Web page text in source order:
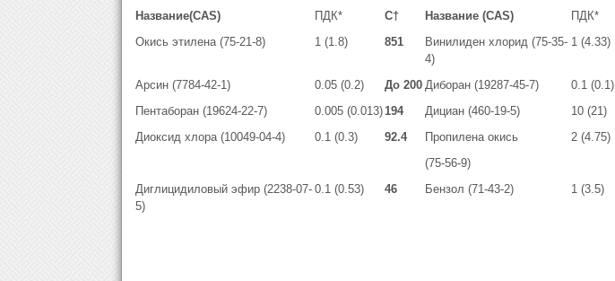
Название(CAS) ПДК* С† Название (CAS) ПДК*
Окись этилена (75-21-8)
1 (1.8) 851
Винилиден хлорид (75-35-
4)
1 (4.33)
Арсин (7784-42-1) 0.05 (0.2) До 200 Диборан (19287-45-7) 0.1 (0.1)
Пентаборан (19624-22-7)
0.005 (0.013)194 Дициан (460-19-5) 10 (21)
Диоксид хлора (10049-04-4)
0.1 (0.3) 92.4
Пропилена окись
(75-56-9)
2 (4.75)
Диглицидиловый эфир (2238-07-
5)
0.1 (0.53) 46 Бензол (71-43-2) 1 (3.5)